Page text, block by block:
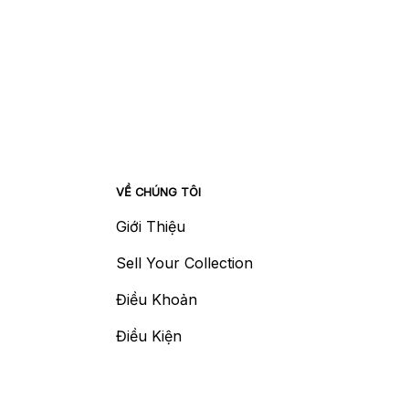
VỀ CHÚNG TÔI
Giới Thiệu
Sell Your Collection
Điều Khoản
Điều Kiện